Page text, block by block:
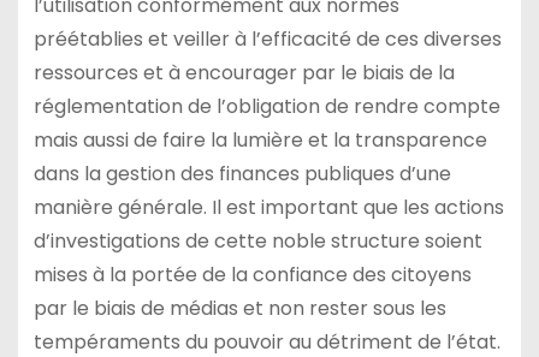
préétablies et veiller à l’efficacité de ces diverses
ressources et à encourager par le biais de la
réglementation de l’obligation de rendre compte
mais aussi de faire la lumière et la transparence
dans la gestion des finances publiques d’une
manière générale. Il est important que les actions
d’investigations de cette noble structure soient
mises à la portée de la confiance des citoyens
par le biais de médias et non rester sous les
tempéraments du pouvoir au détriment de l’état.